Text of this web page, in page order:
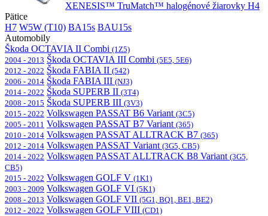
XENESIS™ TruMatch™ halogénové žiarovky H4
Pätice
H7 W5W (T10) BA15s BAU15s
Automobily
Škoda OCTAVIA II Combi (1Z5)
2004 - 2013 Škoda OCTAVIA III Combi (5E5, 5E6)
2012 - 2022 Škoda FABIA II (542)
2006 - 2014 Škoda FABIA III (NJ3)
2014 - 2022 Škoda SUPERB II (3T4)
2008 - 2015 Škoda SUPERB III (3V3)
2015 - 2022 Volkswagen PASSAT B6 Variant (3C5)
2005 - 2011 Volkswagen PASSAT B7 Variant (365)
2010 - 2014 Volkswagen PASSAT ALLTRACK B7 (365)
2012 - 2014 Volkswagen PASSAT Variant (3G5, CB5)
2014 - 2022 Volkswagen PASSAT ALLTRACK B8 Variant (3G5,
CB5)
2015 - 2022 Volkswagen GOLF V (1K1)
2003 - 2009 Volkswagen GOLF VI (5K1)
2008 - 2013 Volkswagen GOLF VII (5G1, BQ1, BE1, BE2)
2012 - 2022 Volkswagen GOLF VIII (CD1)